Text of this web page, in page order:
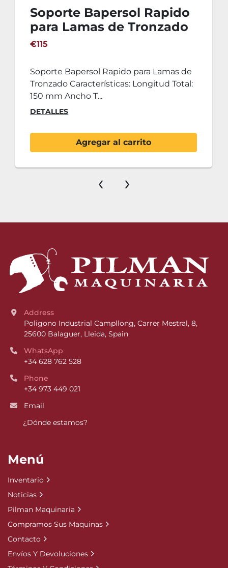
Soporte Bapersol Rapido
para Lamas de Tronzado
€115
Soporte Bapersol Rapido para Lamas de
Tronzado Características: Longitud Total:
150 mm Ancho T...
DETALLES
Agregar al carrito
‹ ›
Address
Poligono Industrial Campllong, Carrer Mestral, 8,
25600 Balaguer, Lleida, Spain
WhatsApp
+34 628 762 528
Phone
+34 973 449 021
Email
¿Dónde estamos?
Menú
Inventario
Noticias
Pilman Maquinaria
Compramos Sus Maquinas
Contacto
Envíos Y Devoluciones